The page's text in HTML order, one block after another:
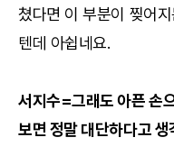
쳤다면 이 부분이 찢어
텐데 아쉽네요.
서지수=그래도 아픈 손
보면 정말 대단하다고 생